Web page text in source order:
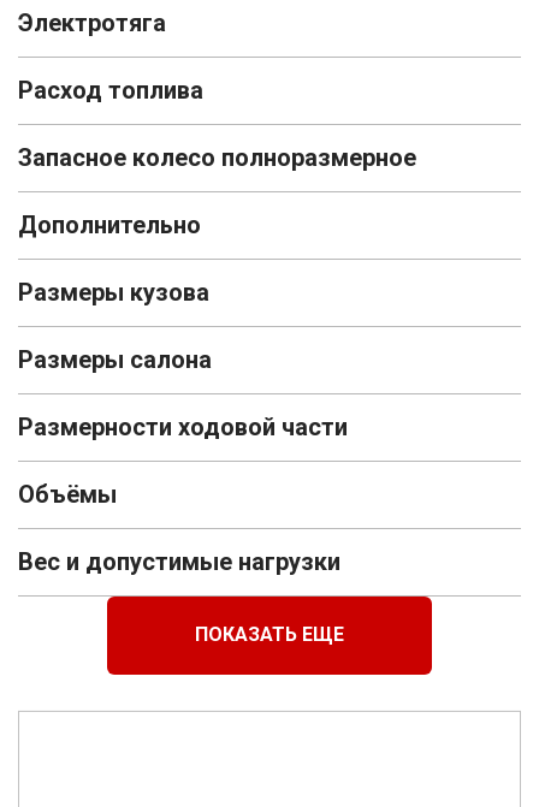
Электротяга
Расход топлива
Запасное колесо полноразмерное
Дополнительно
Размеры кузова
Размеры салона
Размерности ходовой части
Объёмы
Вес и допустимые нагрузки
ПОКАЗАТЬ ЕЩЕ